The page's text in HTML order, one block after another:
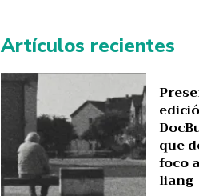
Artículos recientes
que
foco
liang